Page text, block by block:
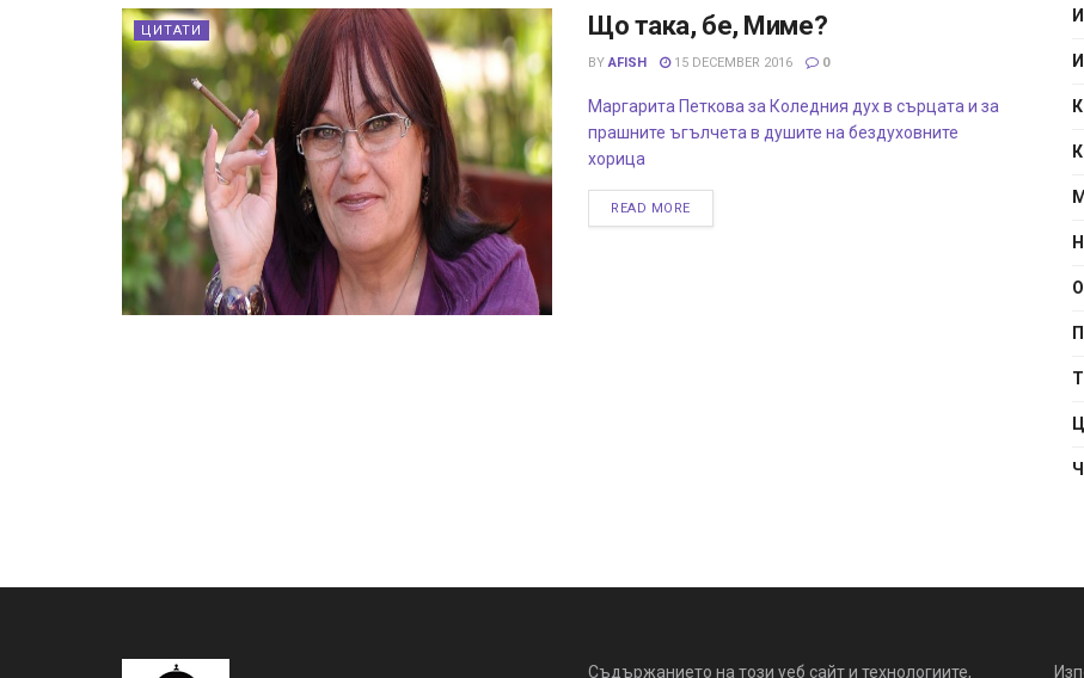
ЦИТАТИ Що така, бе, Миме?
BY AFISH 15 DECEMBER 2016 0
Маргарита Петкова за Коледния дух в сърцата и за
прашните ъгълчета в душите на бездуховните
хорица
READ MORE
Съдържанието на този уеб сайт и технологиите,